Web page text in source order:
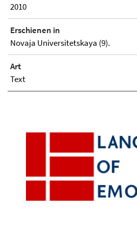
2010
Erschienen in
Novaja Universitetskaya (9).
Art
Text